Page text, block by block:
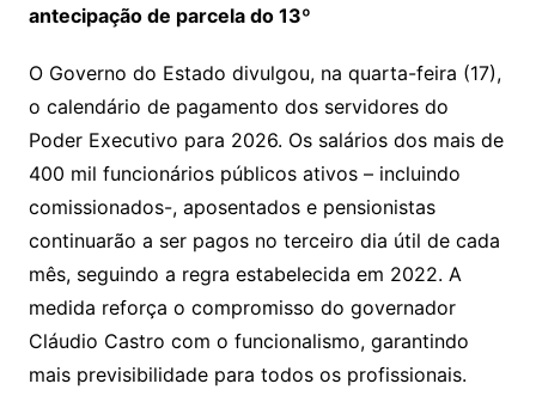
antecipação de parcela do 13º
O Governo do Estado divulgou, na quarta-feira (17),
o calendário de pagamento dos servidores do
Poder Executivo para 2026. Os salários dos mais de
400 mil funcionários públicos ativos – incluindo
comissionados-, aposentados e pensionistas
continuarão a ser pagos no terceiro dia útil de cada
mês, seguindo a regra estabelecida em 2022. A
medida reforça o compromisso do governador
Cláudio Castro com o funcionalismo, garantindo
mais previsibilidade para todos os profissionais.